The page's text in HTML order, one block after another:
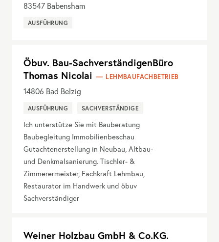
83547 Babensham
AUSFÜHRUNG
Öbuv. Bau-SachverständigenBüro
Thomas Nicolai
LEHMBAUFACHBETRIEB
14806 Bad Belzig
AUSFÜHRUNG SACHVERSTÄNDIGE
Ich unterstütze Sie mit Bauberatung
Baubegleitung Immobilienbeschau
Gutachtenerstellung in Neubau, Altbau-
und Denkmalsanierung. Tischler- &
Zimmerermeister, Fachkraft Lehmbau,
Restaurator im Handwerk und öbuv
Sachverständiger
Weiner Holzbau GmbH & Co.KG.